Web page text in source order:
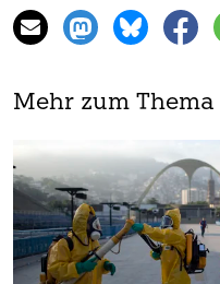
Mehr zum Thema